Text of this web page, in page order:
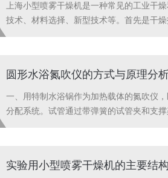
上海小型喷雾干燥机是一种常见的工业干
技术、材料选择、新型技术等。首先是干
圆形水浴氮吹仪的方式与原理分
一、用特制水浴锅作为加热载体的氮吹仪
分配系统。试管通过带弹簧的试管夹和支
实验用小型喷雾干燥机的主要结